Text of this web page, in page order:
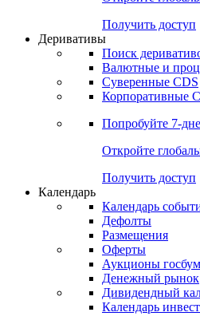
Получить доступ
Деривативы
Поиск
Валютные и
Суверенные CDS
Корпоративные
Попробуйте 7-
Откройте
Получить доступ
Календарь
Календарь
Дефолты
Размещения
Оферты
Аукционы
Денежный рынок
Дивидендный
Календарь